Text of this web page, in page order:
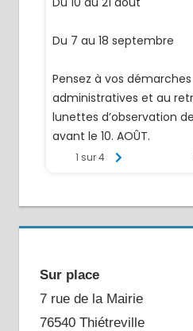
Sur place
7 rue de la Mairie
76540 Thiétreville